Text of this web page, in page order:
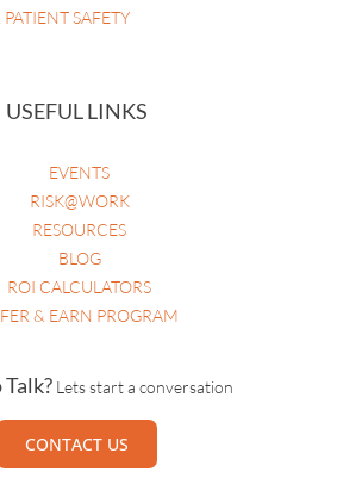
SAFETY
USEFUL LINKS
EVENTS
RISK@WORK
RESOURCES
BLOG
ROI CALCULATORS
& EARN PROGRAM
Lets start a conversation
CONTACT US